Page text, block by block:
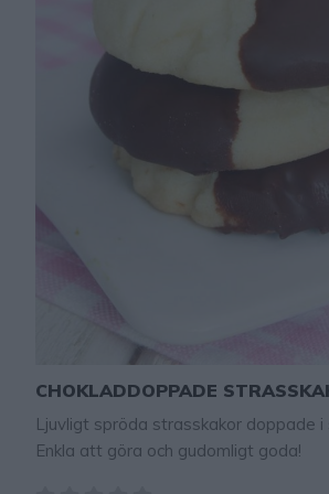
CHOKLADDOPPADE
Ljuvligt spröda strasskakor doppade i
Enkla att göra och gudomligt goda!